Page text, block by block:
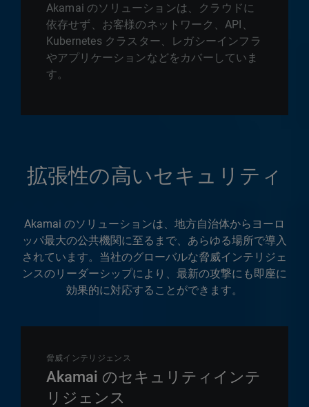
Akamai のソリューションは、クラウドに
依存せず、お客様のネットワーク、API、
Kubernetes クラスター、レガシーインフラ
やアプリケーションなどをカバーしていま
す。
拡張性の高いセキュリティ
Akamai のソリューションは、地方自治体からヨーロ
ッパ最大の公共機関に至るまで、あらゆる場所で導入
されています。当社のグローバルな脅威インテリジェ
ンスのリーダーシップにより、最新の攻撃にも即座に
効果的に対応することができます。
脅威インテリジェンス
Akamai のセキュリティインテ
リジェンス